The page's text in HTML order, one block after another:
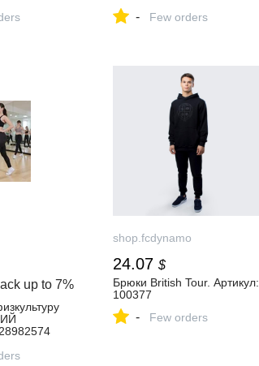
Wildberries
- Few orders
up to 7%
shop.fcdynamo
24.07 $
Брюки British Tour. Артикул:
100377
- Few orders